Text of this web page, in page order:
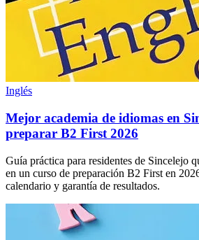
Inglés
Mejor academia de idiomas en
preparar B2 First 2026
Guía práctica para residentes de Sincelejo
en un curso de preparación B2 First en
calendario y garantía de resultados.